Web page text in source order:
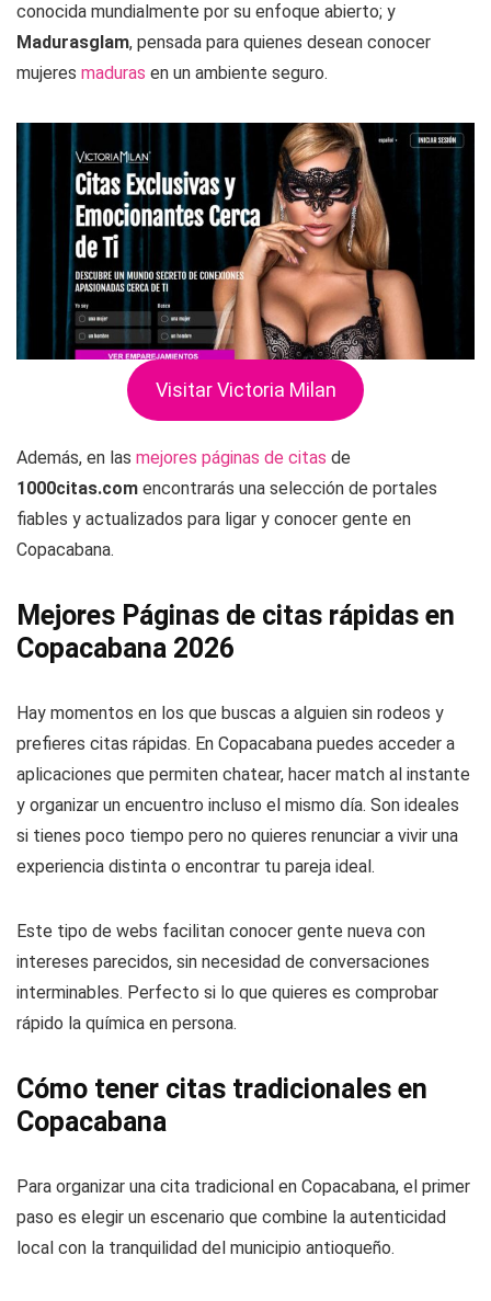
conocida mundialmente por su enfoque abierto; y
Madurasglam, pensada para quienes desean conocer
mujeres maduras en un ambiente seguro.
Visitar Victoria Milan
Además, en las mejores páginas de citas de
1000citas.com encontrarás una selección de portales
fiables y actualizados para ligar y conocer gente en
Copacabana.
Mejores Páginas de citas rápidas en
Copacabana 2026
Hay momentos en los que buscas a alguien sin rodeos y
prefieres citas rápidas. En Copacabana puedes acceder a
aplicaciones que permiten chatear, hacer match al instante
y organizar un encuentro incluso el mismo día. Son ideales
si tienes poco tiempo pero no quieres renunciar a vivir una
experiencia distinta o encontrar tu pareja ideal.
Este tipo de webs facilitan conocer gente nueva con
intereses parecidos, sin necesidad de conversaciones
interminables. Perfecto si lo que quieres es comprobar
rápido la química en persona.
Cómo tener citas tradicionales en
Copacabana
Para organizar una cita tradicional en Copacabana, el primer
paso es elegir un escenario que combine la autenticidad
local con la tranquilidad del municipio antioqueño.